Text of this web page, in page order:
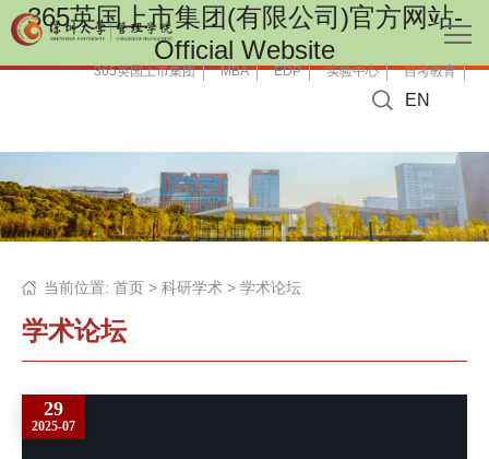
365英国上市集团(有限公司)官方网站-
Official Website
EN
365英国上市集团 MBA EDP 实验中心 自考教育
当前位置: 首页 > 科研学术 > 学术论坛
学术论坛
29
2025-07